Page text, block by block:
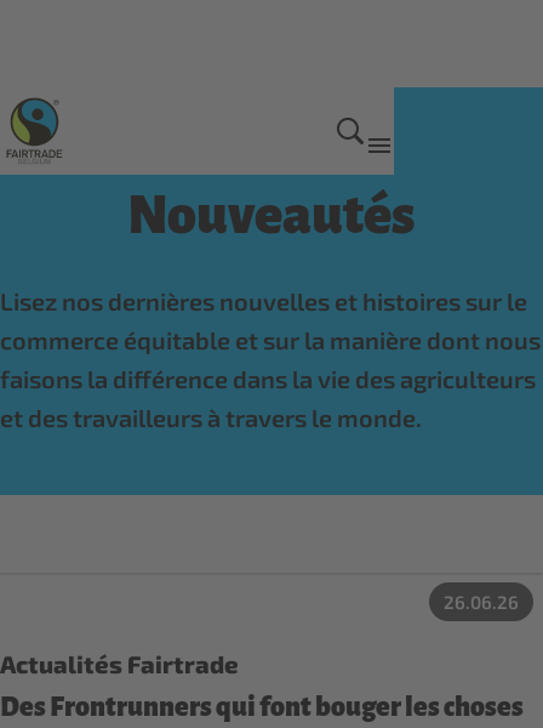
Actualités
Nouveautés
Lisez nos dernières nouvelles et histoires sur le
commerce équitable et sur la manière dont nous
faisons la différence dans la vie des agriculteurs
et des travailleurs à travers le monde.
26.06.26
Actualités Fairtrade
Des Frontrunners qui font bouger les choses